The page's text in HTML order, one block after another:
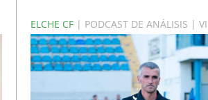
ELCHE CF | PODCAST DE ANÁLISIS |